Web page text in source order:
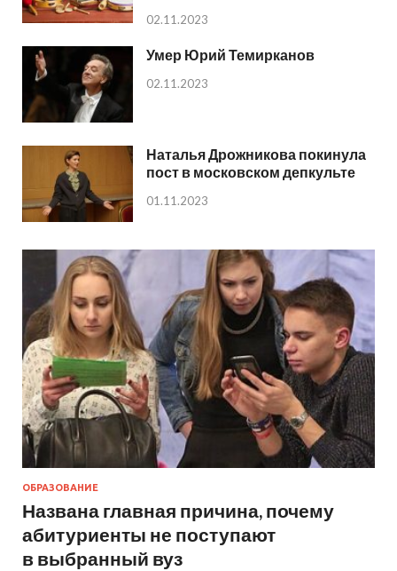
02.11.2023
Умер Юрий Темирканов
02.11.2023
Наталья Дрожникова покинула
пост в московском депкульте
01.11.2023
ОБРАЗОВАНИЕ
Названа главная причина, почему
абитуриенты не поступают
в выбранный вуз